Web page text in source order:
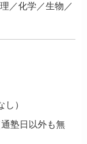
／化学／生物／
）
塾日以外も無